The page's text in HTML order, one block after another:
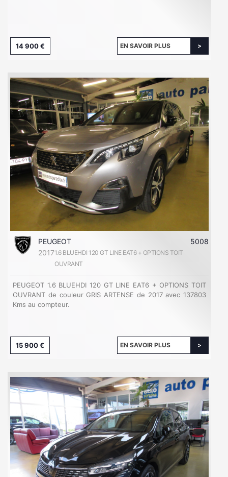
14 900 € EN SAVOIR PLUS
PEUGEOT
5008
20171.6 BLUEHDI 120 GT LINE EAT6 + OPTIONS TOIT
OUVRANT
PEUGEOT 1.6 BLUEHDI 120 GT LINE EAT6 + OPTIONS TOIT
OUVRANT de couleur GRIS ARTENSE de 2017 avec 137803
Kms au compteur.
15 900 € EN SAVOIR PLUS